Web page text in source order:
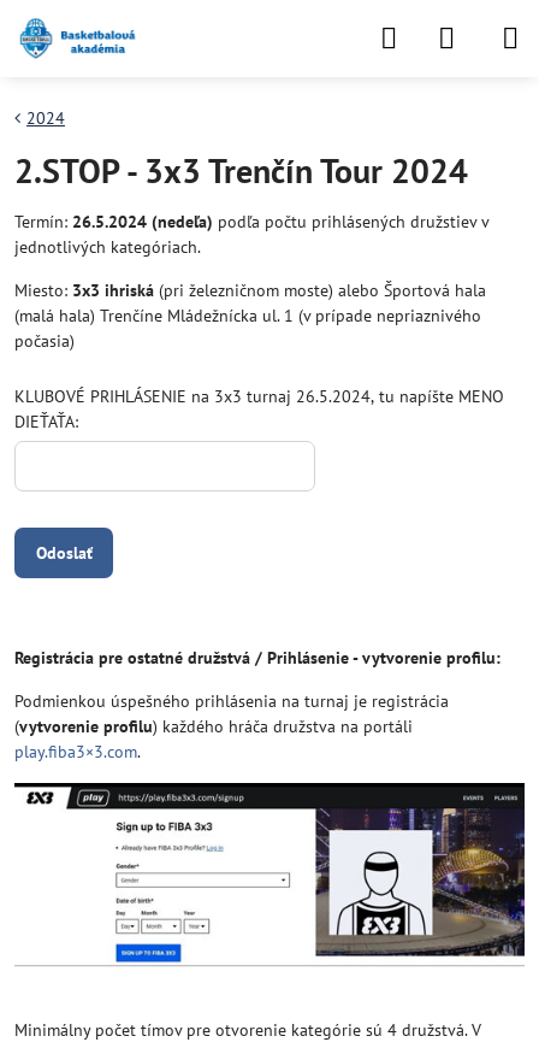
2024
2.STOP - 3x3 Trenčín Tour 2024
Termín: 26.5.2024 (nedeľa) podľa počtu prihlásených družstiev v
jednotlivých kategóriach.
Miesto: 3x3 ihriská (pri železničnom moste) alebo Športová hala
(malá hala) Trenčíne Mládežnícka ul. 1 (v prípade nepriaznivého
počasia)
KLUBOVÉ PRIHLÁSENIE na 3x3 turnaj 26.5.2024, tu napíšte MENO
DIEŤAŤA:
Odoslať
Registrácia pre ostatné družstvá / Prihlásenie - vytvorenie profilu:
Podmienkou úspešného prihlásenia na turnaj je registrácia
(vytvorenie profilu) každého hráča družstva na portáli
play.fiba3×3.com.
Minimálny počet tímov pre otvorenie kategórie sú 4 družstvá. V